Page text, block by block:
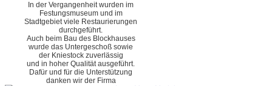
In der Vergangenheit wurden im
Festungsmuseum und im
Stadtgebiet viele Restaurierungen
durchgeführt.
Auch beim Bau des Blockhauses
wurde das Untergeschoß sowie
der Kniestock zuverlässig
und in hoher Qualität ausgeführt.
Dafür und für die Unterstützung
danken wir der Firma